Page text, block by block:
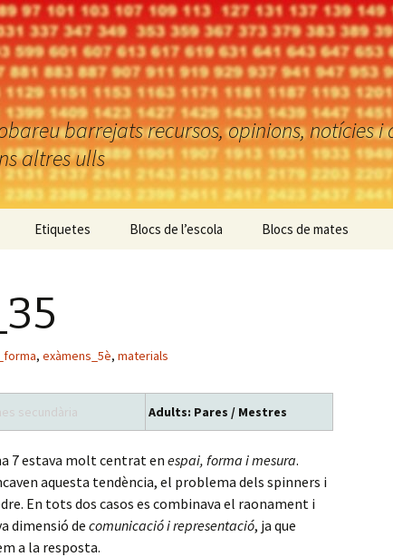
barrejats recursos, opinions, notícies i
altres ulls
Etiquetes Blocs de l’escola Blocs de mates
, exàmens_5è, materials
secundària Adults: Pares / Mestres
7 estava molt centrat en espai, forma i mesura.
aquesta tendència, el problema dels spinners i
En tots dos casos es combinava el raonament i
dimensió de comunicació i representació, ja que
a la resposta.